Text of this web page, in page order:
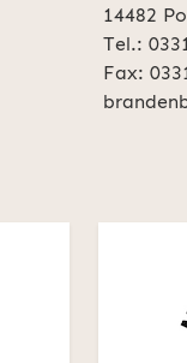
14482
Tel.:
Fax: